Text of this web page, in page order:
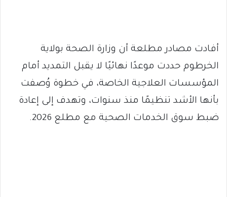
أفادت مصادر مطلعة أن وزارة الصحة بولاية
الخرطوم حددت موعدًا نهائيًا لا يقبل التمديد أمام
المؤسسات العلاجية الخاصة، في خطوة وُصفت
بأنها الأشد تنظيمًا منذ سنوات، وتهدف إلى إعادة
ضبط سوق الخدمات الصحية مع مطلع 2026.